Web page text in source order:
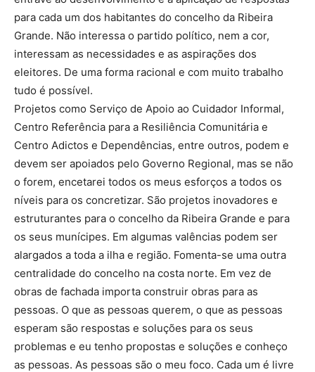
para cada um dos habitantes do concelho da Ribeira
Grande. Não interessa o partido político, nem a cor,
interessam as necessidades e as aspirações dos
eleitores. De uma forma racional e com muito trabalho
tudo é possível.
Projetos como Serviço de Apoio ao Cuidador Informal,
Centro Referência para a Resiliência Comunitária e
Centro Adictos e Dependências, entre outros, podem e
devem ser apoiados pelo Governo Regional, mas se não
o forem, encetarei todos os meus esforços a todos os
níveis para os concretizar. São projetos inovadores e
estruturantes para o concelho da Ribeira Grande e para
os seus munícipes. Em algumas valências podem ser
alargados a toda a ilha e região. Fomenta-se uma outra
centralidade do concelho na costa norte. Em vez de
obras de fachada importa construir obras para as
pessoas. O que as pessoas querem, o que as pessoas
esperam são respostas e soluções para os seus
problemas e eu tenho propostas e soluções e conheço
as pessoas. As pessoas são o meu foco. Cada um é livre